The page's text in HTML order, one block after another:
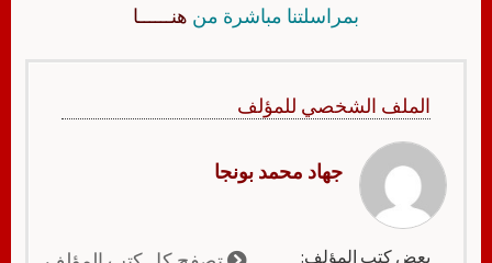
بمراسلتنا مباشرة من هنــــــا
الملف الشخصي للمؤلف
جهاد محمد بونجا
بعض كتب المؤلف: